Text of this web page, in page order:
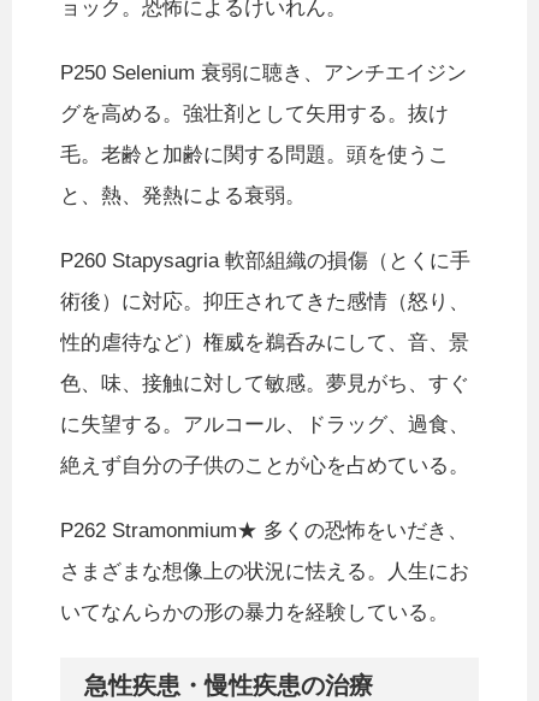
ョック。恐怖によるけいれん。
P250 Selenium 衰弱に聴き、アンチエイジン
グを高める。強壮剤として矢用する。抜け
毛。老齢と加齢に関する問題。頭を使うこ
と、熱、発熱による衰弱。
P260 Stapysagria 軟部組織の損傷（とくに手
術後）に対応。抑圧されてきた感情（怒り、
性的虐待など）権威を鵜呑みにして、音、景
色、味、接触に対して敏感。夢見がち、すぐ
に失望する。アルコール、ドラッグ、過食、
絶えず自分の子供のことが心を占めている。
P262 Stramonmium★ 多くの恐怖をいだき、
さまざまな想像上の状況に怯える。人生にお
いてなんらかの形の暴力を経験している。
急性疾患・慢性疾患の治療